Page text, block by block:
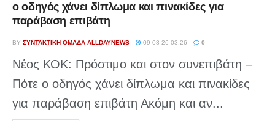
ο οδηγός χάνει δίπλωμα και πινακίδες για
παράβαση επιβάτη
BY ΣΥΝΤΑΚΤΙΚΉ ΟΜΆΔΑ ALLDAYNEWS 09-08-26 03:26 0
Νέος ΚΟΚ: Πρόστιμο και στον συνεπιβάτη –
Πότε ο οδηγός χάνει δίπλωμα και πινακίδες
για παράβαση επιβάτη Ακόμη και αν...